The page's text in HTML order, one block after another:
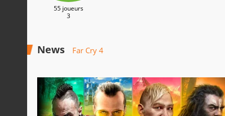
55 joueurs
3
News Far Cry 4